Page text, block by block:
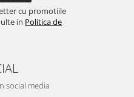
cu promotiile
in Politica de
social media